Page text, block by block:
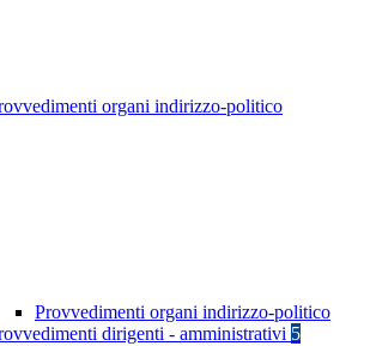
organi indirizzo-politico
Provvedimenti organi indirizzo-politico
dirigenti - amministrativi 5